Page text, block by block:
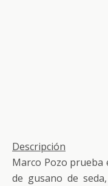
Descripción
Marco Pozo prueba
de gusano de